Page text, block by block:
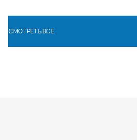
СМОТРЕТЬ ВСЕ